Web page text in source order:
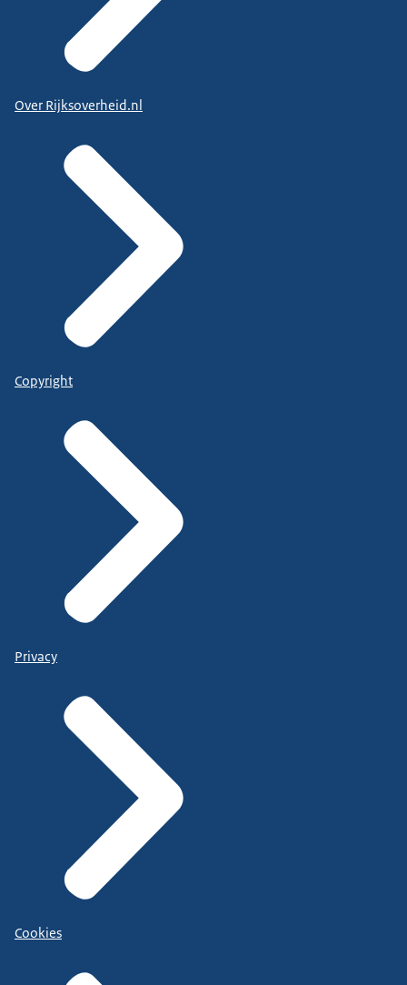
Over Rijksoverheid.nl
Copyright
Privacy
Cookies